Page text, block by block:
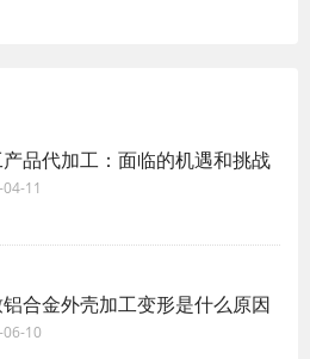
品代加工：面临的机遇和挑战
11
合金外壳加工变形是什么原因
10